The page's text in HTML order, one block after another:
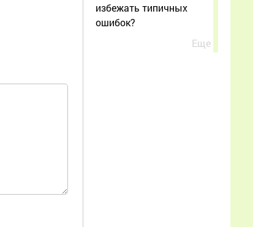
избежать типичных
ошибок?
Еще